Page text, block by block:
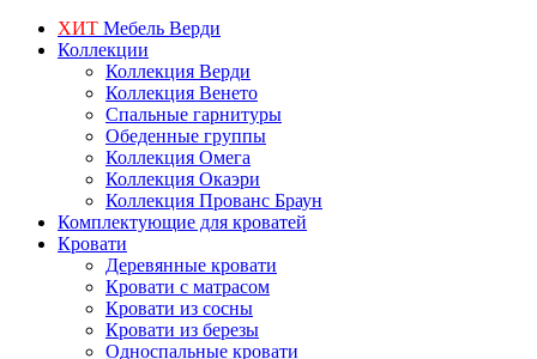
ХИТ Мебель Верди
Коллекции
Коллекция Верди
Коллекция Венето
Спальные гарнитуры
Обеденные группы
Коллекция Омега
Коллекция Окаэри
Коллекция Прованс Браун
Комплектующие для кроватей
Кровати
Деревянные кровати
Кровати с матрасом
Кровати из сосны
Кровати из березы
Односпальные кровати